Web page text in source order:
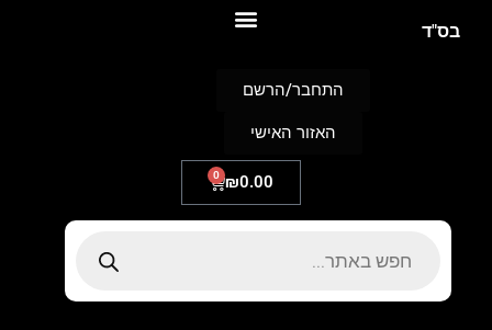
בס"ד
₪0.00
0
התחבר/הרשם
האזור האישי